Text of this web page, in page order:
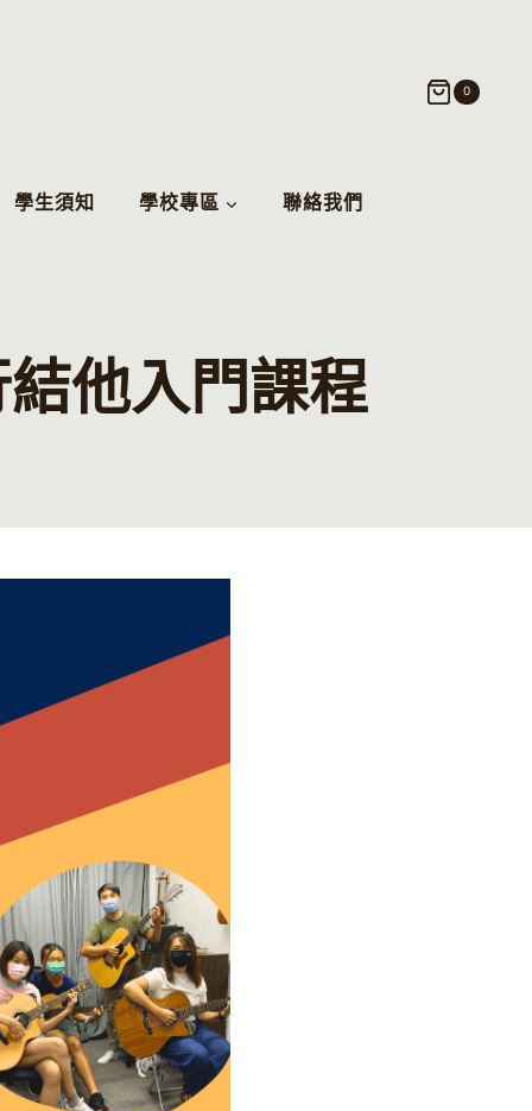
0
學生須知 學校專區 聯絡我們
他入門課程